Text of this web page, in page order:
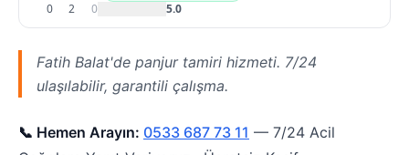
0
2 0 5.0
Fatih Balat'de panjur tamiri hizmeti. 7/24
ulaşılabilir, garantili çalışma.
📞 Hemen Arayın: 0533 687 73 11 — 7/24 Acil